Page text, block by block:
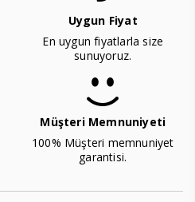
Uygun Fiyat
En uygun fiyatlarla size
sunuyoruz.
Müşteri Memnuniyeti
100% Müşteri memnuniyet
garantisi.